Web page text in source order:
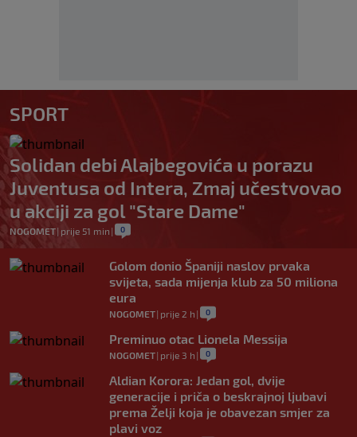
SPORT
Solidan debi Alajbegovića u porazu
Juventusa od Intera, Zmaj učestvovao
u akciji za gol "Stare Dame"
NOGOMET| prije 51 min | 0
Golom donio Španiji naslov prvaka
svijeta, sada mijenja klub za 50 miliona
eura
NOGOMET| prije 2 h | 0
Preminuo otac Lionela Messija
NOGOMET| prije 3 h | 0
Aldian Korora: Jedan gol, dvije
generacije i priča o beskrajnoj ljubavi
prema Želji koja je obavezan smjer za
plavi voz